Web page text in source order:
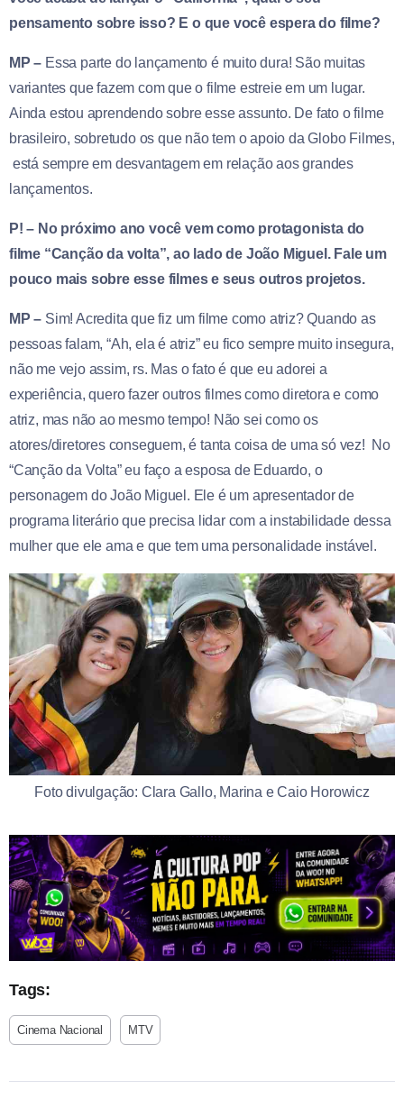
pensamento sobre isso? E o que você espera do filme?
MP – Essa parte do lançamento é muito dura! São muitas
variantes que fazem com que o filme estreie em um lugar.
Ainda estou aprendendo sobre esse assunto. De fato o filme
brasileiro, sobretudo os que não tem o apoio da Globo Filmes,
está sempre em desvantagem em relação aos grandes
lançamentos.
P! – No próximo ano você vem como protagonista do
filme “Canção da volta”, ao lado de João Miguel. Fale um
pouco mais sobre esse filmes e seus outros projetos.
MP – Sim! Acredita que fiz um filme como atriz? Quando as
pessoas falam, “Ah, ela é atriz” eu fico sempre muito insegura,
não me vejo assim, rs. Mas o fato é que eu adorei a
experiência, quero fazer outros filmes como diretora e como
atriz, mas não ao mesmo tempo! Não sei como os
atores/diretores conseguem, é tanta coisa de uma só vez! No
“Canção da Volta” eu faço a esposa de Eduardo, o
personagem do João Miguel. Ele é um apresentador de
programa literário que precisa lidar com a instabilidade dessa
mulher que ele ama e que tem uma personalidade instável.
Foto divulgação: Clara Gallo, Marina e Caio Horowicz
Tags:
Cinema Nacional MTV